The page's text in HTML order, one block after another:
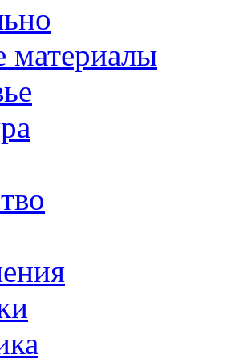
материалы